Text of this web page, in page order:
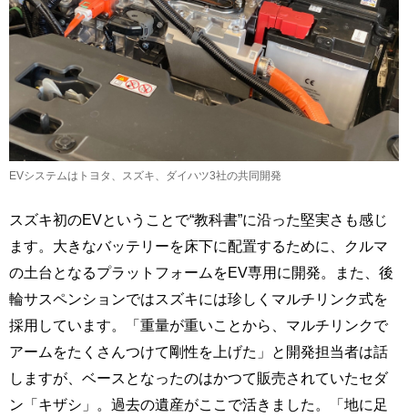
EVシステムはトヨタ、スズキ、ダイハツ3社の共同開発
スズキ初のEVということで“教科書”に沿った堅実さも感じ
ます。大きなバッテリーを床下に配置するために、クルマ
の土台となるプラットフォームをEV専用に開発。また、後
輪サスペンションではスズキには珍しくマルチリンク式を
採用しています。「重量が重いことから、マルチリンクで
アームをたくさんつけて剛性を上げた」と開発担当者は話
しますが、ベースとなったのはかつて販売されていたセダ
ン「キザシ」。過去の遺産がここで活きました。「地に足